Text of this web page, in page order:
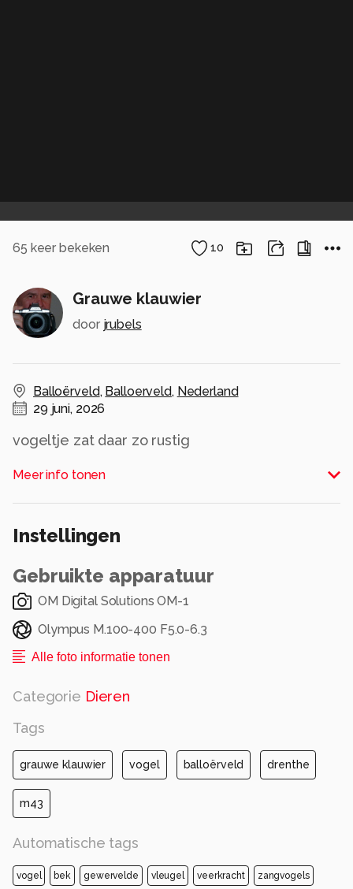
65 keer bekeken 10
Grauwe klauwier
door jrubels
Balloërveld, Balloerveld, Nederland
29 juni, 2026
vogeltje zat daar zo rustig
Alle rechten voorbehouden
Meer info tonen
Instellingen
Gebruikte apparatuur
OM Digital Solutions OM-1
Olympus M.100-400 F5.0-6.3
Alle foto informatie tonen
Categorie Dieren
Tags
grauwe klauwier vogel balloërveld drenthe
m43
Automatische tags
vogel bek gewervelde vleugel veerkracht zangvogels